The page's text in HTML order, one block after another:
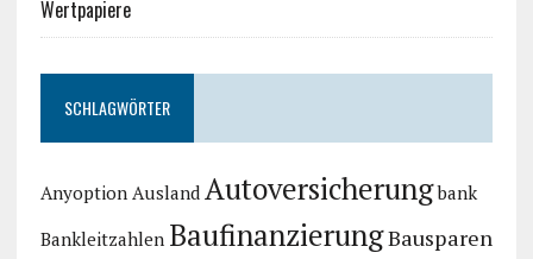
Wertpapiere
SCHLAGWÖRTER
Anyoption Ausland Autoversicherung bank
Bankleitzahlen BaufinanzierungBausparen